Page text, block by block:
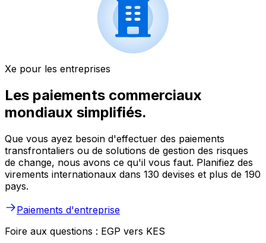
Xe pour les entreprises
Les paiements commerciaux
mondiaux simplifiés.
Que vous ayez besoin d'effectuer des paiements
transfrontaliers ou de solutions de gestion des risques
de change, nous avons ce qu'il vous faut. Planifiez des
virements internationaux dans 130 devises et plus de 190
pays.
Paiements d'entreprise
Foire aux questions : EGP vers KES